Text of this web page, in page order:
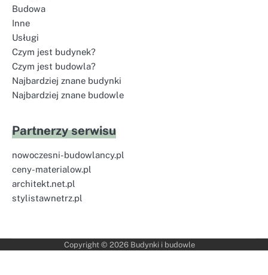
Budowa
Inne
Usługi
Czym jest budynek?
Czym jest budowla?
Najbardziej znane budynki
Najbardziej znane budowle
Partnerzy serwisu
nowoczesni-budowlancy.pl
ceny-materialow.pl
architekt.net.pl
stylistawnetrz.pl
Copyright © 2026 Budynki i budowle